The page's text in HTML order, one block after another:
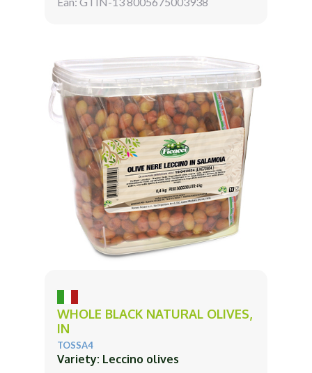
WHOLE BLACK NATURAL OLIVES,
IN
TOSSA4
Variety: Leccino olives